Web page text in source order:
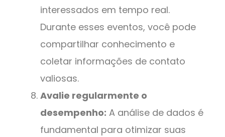
interessados em tempo real.
Durante esses eventos, você pode
compartilhar conhecimento e
coletar informações de contato
valiosas.
Avalie regularmente o
desempenho: A análise de dados é
fundamental para otimizar suas